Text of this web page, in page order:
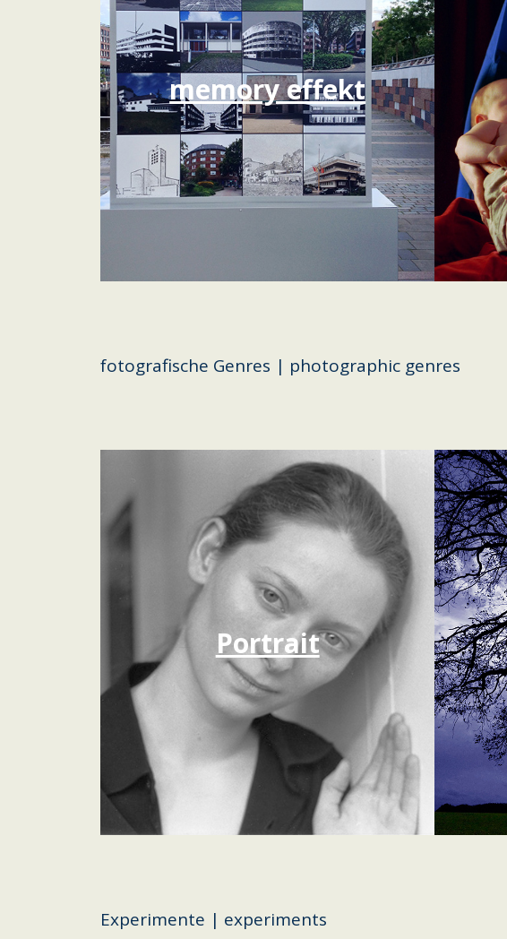
memory effekt
fotografische Genres | photographic genres
Portrait
Experimente | experiments